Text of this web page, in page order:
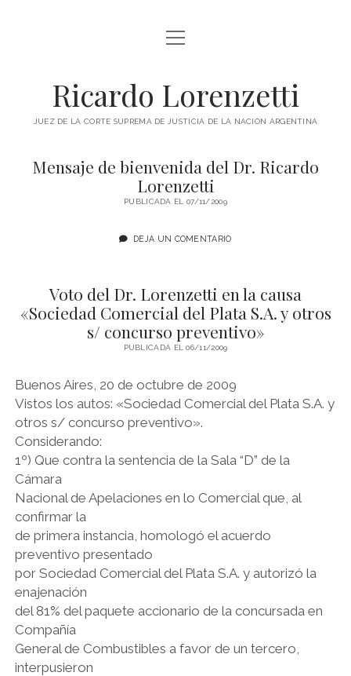
INICIO
abrir
menú
LIBROS EN BRASIL
LIBROS EN COLOMBIA
LIBROS EN MÉXICO
LIBROS EN PANAMÁ
LIBROS EN URUGUAY
SOBRE ESTE SITIO
twitteryoutube
abrir
menú
Ricardo Lorenzetti
JUEZ DE LA CORTE SUPREMA DE JUSTICIA DE LA NACIÓN ARGENTINA
Ricardo
Mensaje de bienvenida del Dr. Ricardo
Lorenzetti
PUBLICADA EL 07/11/2009
DEJA UN COMENTARIO
Voto del Dr. Lorenzetti en la causa
«Sociedad Comercial del Plata S.A. y otros
s/ concurso preventivo»
PUBLICADA EL 06/11/2009
Buenos Aires, 20 de octubre de 2009
Vistos los autos: «Sociedad Comercial del Plata S.A. y
otros s/ concurso preventivo».
Considerando:
1º) Que contra la sentencia de la Sala “D” de la
Cámara
Nacional de Apelaciones en lo Comercial que, al
confirmar la
de primera instancia, homologó el acuerdo
preventivo presentado
por Sociedad Comercial del Plata S.A. y autorizó la
enajenación
del 81% del paquete accionario de la concursada en
Compañía
General de Combustibles a favor de un tercero,
interpusieron